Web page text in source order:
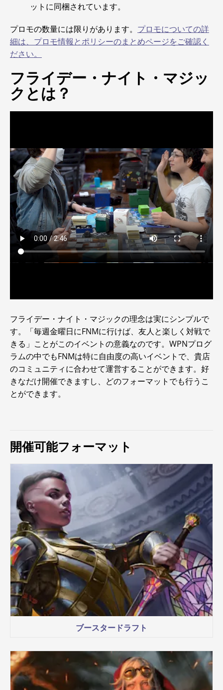
ットに同梱されています。
プロモの数量には限りがあります。 プロモについての詳
細は、プロモ情報とポリシーのまとめページをご確認く
ださい。
フライデー・ナイト・マジッ
クとは？
フライデー・ナイト・マジックの理念は実にシンプルで
す。「毎週金曜日にFNMに行けば、友人と楽しく対戦で
きる」ことがこのイベントの意義なのです。WPNプログ
ラムの中でもFNMは特に自由度の高いイベントで、貴店
のコミュニティに合わせて運営することができます。好
きなだけ開催できますし、どのフォーマットでも行うこ
とができます。
開催可能フォーマット
ブースタードラフト